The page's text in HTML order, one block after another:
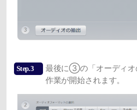
Step.3
最後に③の「オーディオ
作業が開始されます。